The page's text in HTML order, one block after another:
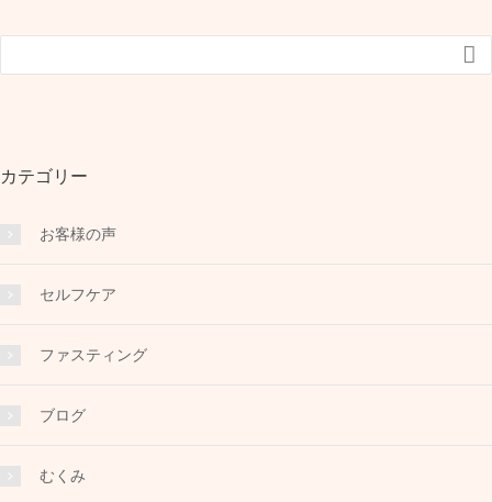

カテゴリー
お客様の声
セルフケア
ファスティング
ブログ
むくみ